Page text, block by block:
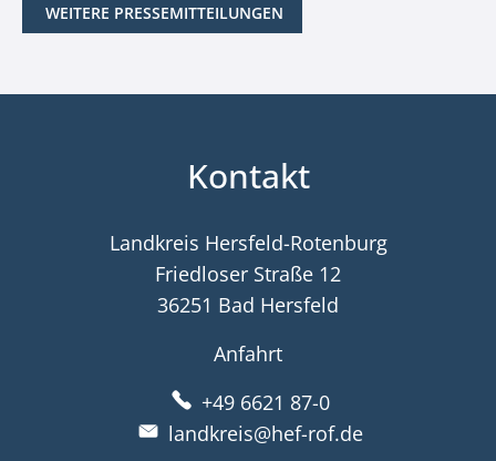
WEITERE PRESSEMITTEILUNGEN
Kontakt
Landkreis Hersfeld-Rotenburg
Friedloser Straße 12
36251 Bad Hersfeld
Anfahrt
+49 6621 87-0
landkreis@hef-rof.de